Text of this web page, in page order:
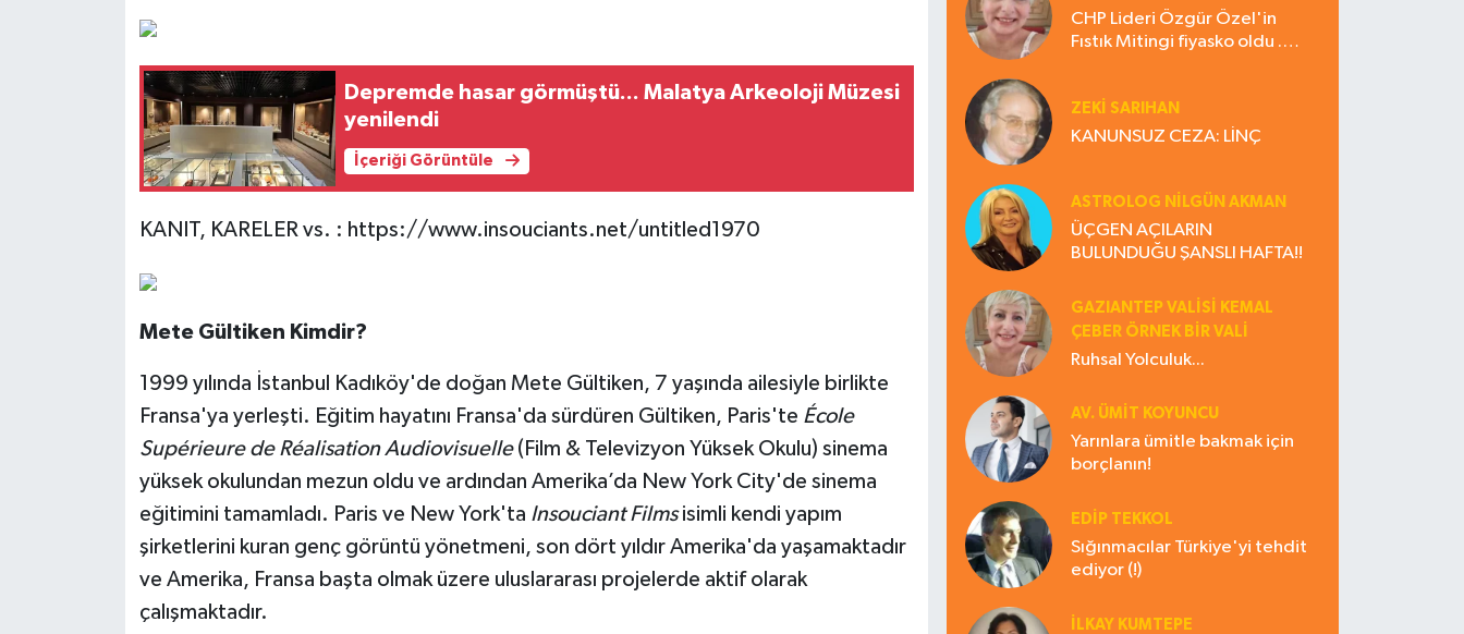
Depremde hasar görmüştü... Malatya Arkeoloji Müzesi
yenilendi
İçeriği Görüntüle
KANIT, KARELER vs. : https://www.insouciants.net/untitled1970
Mete Gültiken Kimdir?
1999 yılında İstanbul Kadıköy'de doğan Mete Gültiken, 7 yaşında ailesiyle birlikte
Fransa'ya yerleşti. Eğitim hayatını Fransa'da sürdüren Gültiken, Paris'te École
Supérieure de Réalisation Audiovisuelle(Film & Televizyon Yüksek Okulu) sinema
yüksek okulundan mezun oldu ve ardından Amerika’da New York City'de sinema
eğitimini tamamladı. Paris ve New York'ta Insouciant Filmsisimli kendi yapım
şirketlerini kuran genç görüntü yönetmeni, son dört yıldır Amerika'da yaşamaktadır
ve Amerika, Fransa başta olmak üzere uluslararası projelerde aktif olarak
çalışmaktadır.
CHP Lideri Özgür Özel'in
Fıstık Mitingi fiyasko oldu .
ZEKI SARIHAN
KANUNSUZ CEZA: LİNÇ
ASTROLOG NILGÜN AKMAN
ÜÇGEN AÇILARIN
BULUNDUĞU ŞANSLI HAFTA!!
GAZIANTEP VALISI KEMAL
ÇEBER ÖRNEK BİR VALİ
Ruhsal Yolculuk...
AV. ÜMIT KOYUNCU
Yarınlara ümitle bakmak için
borçlanın!
EDIP TEKKOL
Sığınmacılar Türkiye'yi tehdit
ediyor (!)
İLKAY KUMTEPE